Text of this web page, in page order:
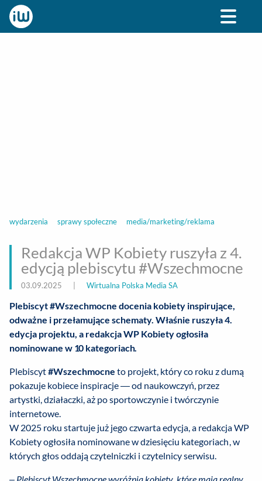
wydarzenia sprawy społeczne media/marketing/reklama
Redakcja WP Kobiety ruszyła z 4.
edycją plebiscytu #Wszechmocne
03.09.2025 Wirtualna Polska Media SA
Plebiscyt #Wszechmocne docenia kobiety inspirujące,
odważne i przełamujące schematy. Właśnie ruszyła 4.
edycja projektu, a redakcja WP Kobiety ogłosiła
nominowane w 10 kategoriach.
Plebiscyt#Wszechmocne to projekt, który co roku z dumą
pokazuje kobiece inspiracje — od naukowczyń, przez
artystki, działaczki, aż po sportowczynie i twórczynie
internetowe.
W 2025 roku startuje już jego czwarta edycja, a redakcja WP
Kobiety ogłosiła nominowane w dziesięciu kategoriach, w
których głos oddają czytelniczki i czytelnicy serwisu.